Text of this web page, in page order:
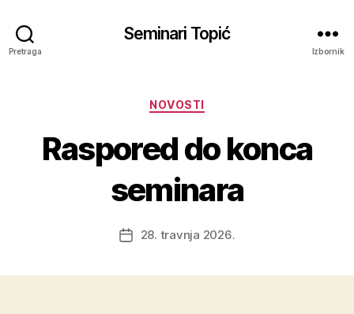
Pretraga
Seminari Topić
Izbornik
Kategorije
NOVOSTI
Raspored do konca
seminara
Datum
28. travnja 2026.